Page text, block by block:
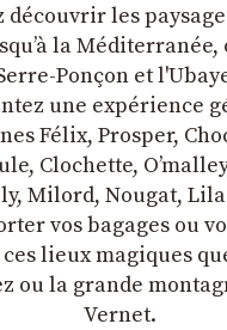
découvrir les
la
Ponçon et
une expérience
Félix, Prosper,
Clochette,
Milord, Nougat,
vos bagages ou
lieux magiques
ou la grande
Vernet.